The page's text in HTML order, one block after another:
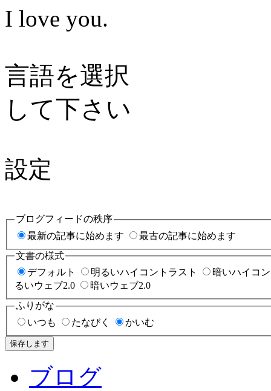
I love you.
言語を選択
して下さい
設定
ブログフィードの秩序
最新の記事に始めます
最古の記事に始めます
文書の様式
デフォルト
明るいハイコントラスト
暗いハイコ
るいウェブ2.0
暗いウェブ2.0
ふりがな
いつも
たなびく かいむ
保存します
ブログ